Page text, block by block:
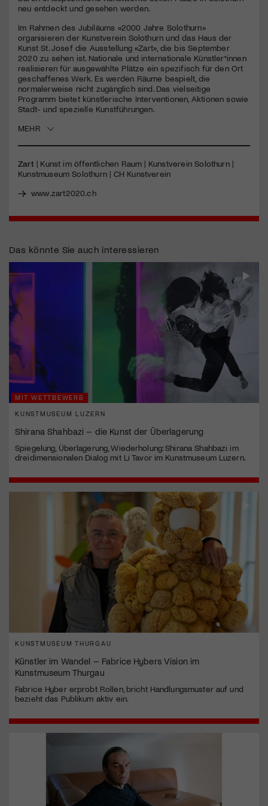
seconds
neu entdeckt und gesehen werden.
Im Rahmen des Jubiläums «2000 Jahre Solothurn»
organisieren der Kunstverein Solothurn und das Haus der
Kunst St. Josef die Ausstellung «Zart», die bis September
2020 zu sehen ist. Nationale und internationale Künstler*innen
realisieren für ausgewählte Plätze ein spezifisch für den Ort
geschaffenes Werk. Es werden Räume bespielt, die
normalerweise nicht zugänglich sind. Das vielseitige
Programm bietet künstlerische Interventionen, Aktionen sowie
Stadt- und spezielle Kunstführungen.
MEHR
Zart | Kunst im öffentlichen Raum | Kunstverein Solothurn |
Kunstmuseum Solothurn | CH Kunstverein
www.zart2020.ch
Das könnte Sie auch interessieren
MIT WETTBEWERB
KUNSTMUSEUM LUZERN
Shirana Shahbazi – die Kunst der Überlagerung
Spiegelung, Überlagerung, Wiederholung: Shirana Shahbazi im
dreidimensionalen Dialog mit Li Tavor im Kunstmuseum Luzern.
KUNSTMUSEUM THURGAU
Künstler im Wandel – Fabrice Hybers Vision im
Kunstmuseum Thurgau
Fabrice Hyber erprobt Rollen, bricht Handlungsmuster auf und
bezieht das Publikum aktiv ein.
Jetzt Mitglied werden